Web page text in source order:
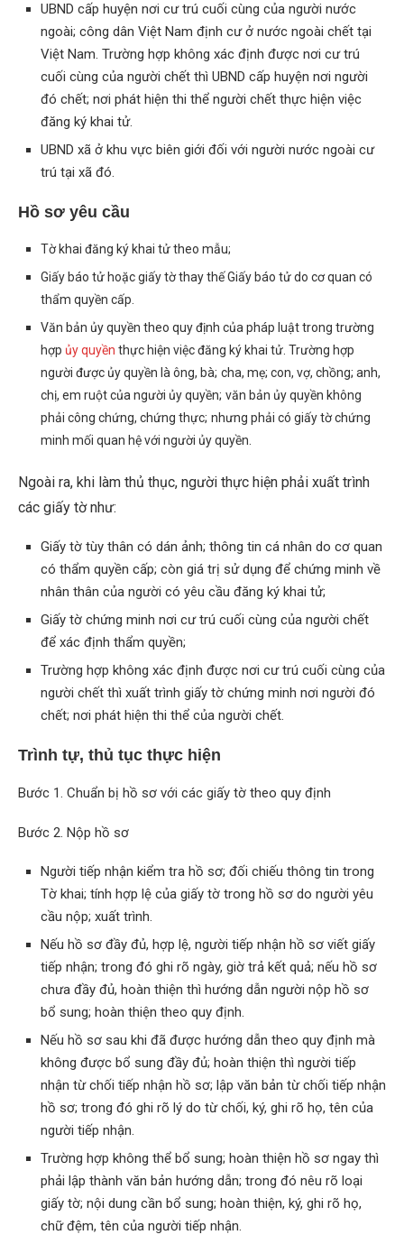
UBND cấp huyện nơi cư trú cuối cùng của người nước
ngoài; công dân Việt Nam định cư ở nước ngoài chết tại
Việt Nam. Trường hợp không xác định được nơi cư trú
cuối cùng của người chết thì UBND cấp huyện nơi người
đó chết; nơi phát hiện thi thể người chết thực hiện việc
đăng ký khai tử.
UBND xã ở khu vực biên giới đối với người nước ngoài cư
trú tại xã đó.
Hồ sơ yêu cầu
Tờ khai đăng ký khai tử theo mẫu;
Giấy báo tử hoặc giấy tờ thay thế Giấy báo tử do cơ quan có
thẩm quyền cấp.
Văn bản ủy quyền theo quy định của pháp luật trong trường
hợp ủy quyền thực hiện việc đăng ký khai tử. Trường hợp
người được ủy quyền là ông, bà; cha, mẹ; con, vợ, chồng; anh,
chị, em ruột của người ủy quyền; văn bản ủy quyền không
phải công chứng, chứng thực; nhưng phải có giấy tờ chứng
minh mối quan hệ với người ủy quyền.
Ngoài ra, khi làm thủ thục, người thực hiện phải xuất trình
các giấy tờ như:
Giấy tờ tùy thân có dán ảnh; thông tin cá nhân do cơ quan
có thẩm quyền cấp; còn giá trị sử dụng để chứng minh về
nhân thân của người có yêu cầu đăng ký khai tử;
Giấy tờ chứng minh nơi cư trú cuối cùng của người chết
để xác định thẩm quyền;
Trường hợp không xác định được nơi cư trú cuối cùng của
người chết thì xuất trình giấy tờ chứng minh nơi người đó
chết; nơi phát hiện thi thể của người chết.
Trình tự, thủ tục thực hiện
Bước 1. Chuẩn bị hồ sơ với các giấy tờ theo quy định
Bước 2. Nộp hồ sơ
Người tiếp nhận kiểm tra hồ sơ; đối chiếu thông tin trong
Tờ khai; tính hợp lệ của giấy tờ trong hồ sơ do người yêu
cầu nộp; xuất trình.
Nếu hồ sơ đầy đủ, hợp lệ, người tiếp nhận hồ sơ viết giấy
tiếp nhận; trong đó ghi rõ ngày, giờ trả kết quả; nếu hồ sơ
chưa đầy đủ, hoàn thiện thì hướng dẫn người nộp hồ sơ
bổ sung; hoàn thiện theo quy định.
Nếu hồ sơ sau khi đã được hướng dẫn theo quy định mà
không được bổ sung đầy đủ; hoàn thiện thì người tiếp
nhận từ chối tiếp nhận hồ sơ; lập văn bản từ chối tiếp nhận
hồ sơ; trong đó ghi rõ lý do từ chối, ký, ghi rõ họ, tên của
người tiếp nhận.
Trường hợp không thể bổ sung; hoàn thiện hồ sơ ngay thì
phải lập thành văn bản hướng dẫn; trong đó nêu rõ loại
giấy tờ; nội dung cần bổ sung; hoàn thiện, ký, ghi rõ họ,
chữ đệm, tên của người tiếp nhận.